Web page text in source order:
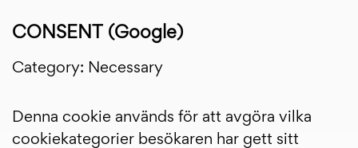
CONSENT (Google)
Category: Necessary
Denna cookie används för att avgöra vilka
cookiekategorier besökaren har gett sitt